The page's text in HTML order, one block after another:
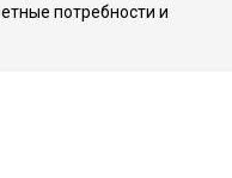
потребности и